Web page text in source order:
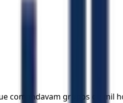
comandavam grupos de mil